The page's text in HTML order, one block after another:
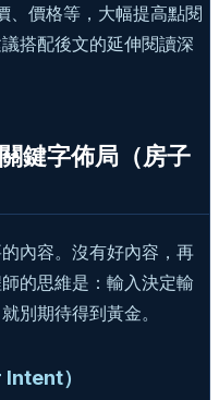
、價格等，大幅提高點閱
搭配後文的延伸閱讀深
鍵字佈局（房子
內容。沒有好內容，再
的思維是：輸入決定輸
別期待得到黃金。
）